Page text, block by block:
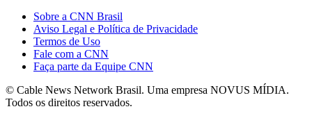
Sobre a CNN Brasil
Aviso Legal e Política de Privacidade
Termos de Uso
Fale com a CNN
Faça parte da Equipe CNN
© Cable News Network Brasil. Uma empresa NOVUS MÍDIA.
Todos os direitos reservados.